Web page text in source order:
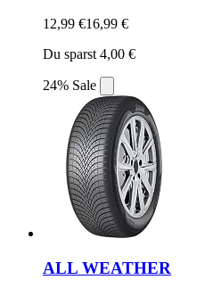
12,99 €16,99 €
Du sparst 4,00 €
24% Sale
ALL WEATHER